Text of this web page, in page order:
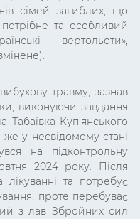
сімей загиблих, що
потрібне та особливий
вертольоти»,
травму, зазнав
виконуючи завдання
Табаївка Куп'янського
у несвідомому стані
на підконтрольну
2024 року. Після
та потребує
проте перебуває
з лав Збройних сил